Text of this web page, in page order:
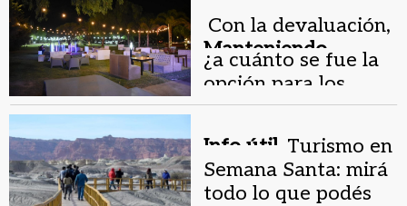
Manteniendo
tradiciones.
Con la devaluación,
¿a cuánto se fue la
opción para los
bailes de egresados?
Info útil. Turismo en
Semana Santa: mirá
todo lo que podés